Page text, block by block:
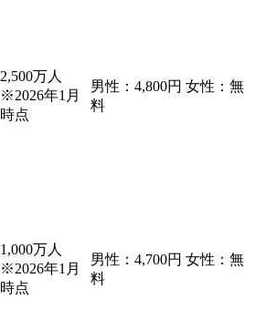
2,500万人
※2026年1月
時点
男性：4,800円 女性：無
料
1,000万人
※2026年1月
時点
男性：4,700円 女性：無
料